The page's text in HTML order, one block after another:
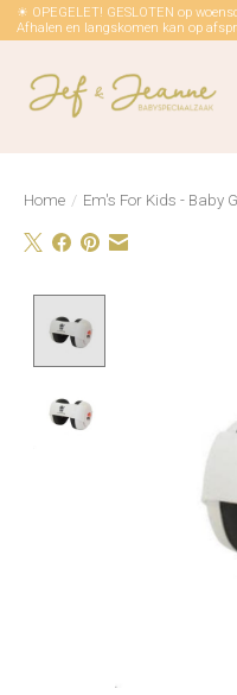
☀ OPEGELET! GESLOTEN op
Afhalen en langskomen kan op
Home / Em's For Kids - Baby